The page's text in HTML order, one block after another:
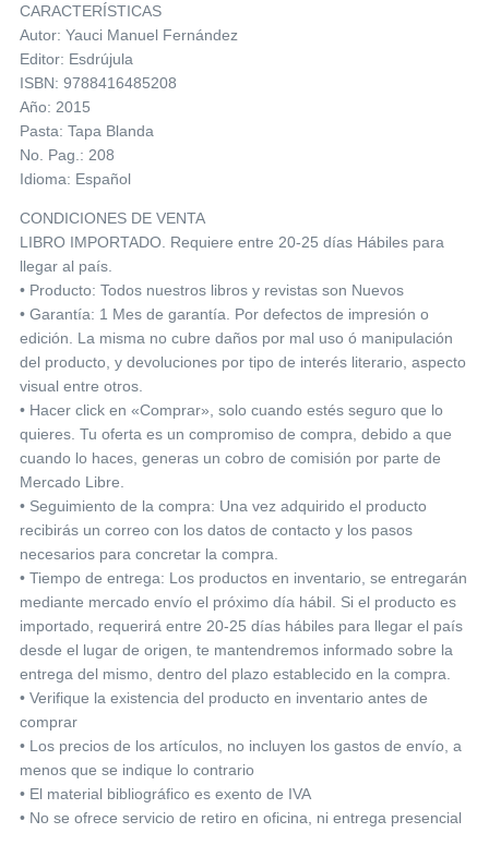
CARACTERÍSTICAS
Autor: Yauci Manuel Fernández
Editor: Esdrújula
ISBN: 9788416485208
Año: 2015
Pasta: Tapa Blanda
No. Pag.: 208
Idioma: Español
CONDICIONES DE VENTA
LIBRO IMPORTADO. Requiere entre 20-25 días Hábiles para
llegar al país.
• Producto: Todos nuestros libros y revistas son Nuevos
• Garantía: 1 Mes de garantía. Por defectos de impresión o
edición. La misma no cubre daños por mal uso ó manipulación
del producto, y devoluciones por tipo de interés literario, aspecto
visual entre otros.
• Hacer click en «Comprar», solo cuando estés seguro que lo
quieres. Tu oferta es un compromiso de compra, debido a que
cuando lo haces, generas un cobro de comisión por parte de
Mercado Libre.
• Seguimiento de la compra: Una vez adquirido el producto
recibirás un correo con los datos de contacto y los pasos
necesarios para concretar la compra.
• Tiempo de entrega: Los productos en inventario, se entregarán
mediante mercado envío el próximo día hábil. Si el producto es
importado, requerirá entre 20-25 días hábiles para llegar el país
desde el lugar de origen, te mantendremos informado sobre la
entrega del mismo, dentro del plazo establecido en la compra.
• Verifique la existencia del producto en inventario antes de
comprar
• Los precios de los artículos, no incluyen los gastos de envío, a
menos que se indique lo contrario
• El material bibliográfico es exento de IVA
• No se ofrece servicio de retiro en oficina, ni entrega presencial